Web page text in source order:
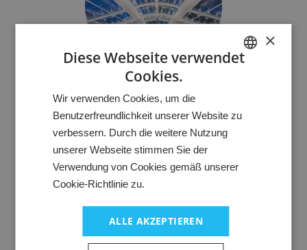
HVAC
Lebenselixier Luft
Wir versorgen Ihre Räume und Reinräume mit bester Luft.
Gefiltert, gekühlt, gewärmt, be- oder entfeuchtet – je nach
Anforderung.
×
Diese Webseite verwendet
Cookies.
Wir verwenden Cookies, um die
Benutzerfreundlichkeit unserer Website zu
verbessern. Durch die weitere Nutzung
unserer Webseite stimmen Sie der
Verwendung von Cookies gemäß unserer
Cookie-Richtlinie zu.
ALLE AKZEPTIEREN